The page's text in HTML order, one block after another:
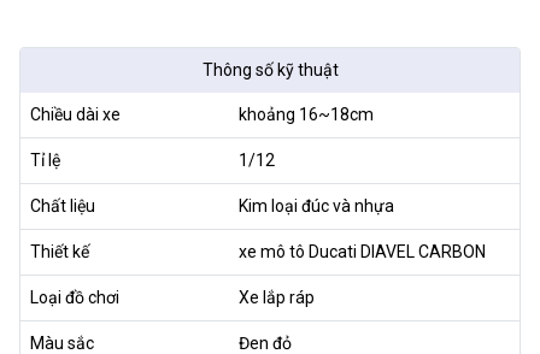
Thông số kỹ thuật
Chiều dài xe khoảng 16~18cm
Tỉ lệ 1/12
Chất liệu Kim loại đúc và nhựa
Thiết kế xe mô tô Ducati DIAVEL CARBON
Loại đồ chơi Xe lắp ráp
Màu sắc Đen đỏ